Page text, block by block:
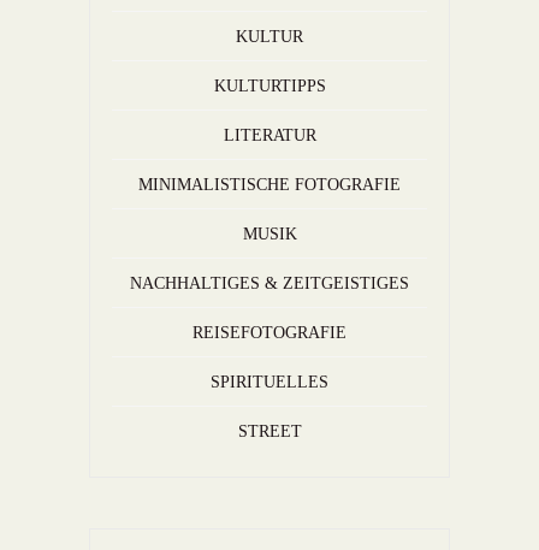
KULTUR
KULTURTIPPS
LITERATUR
MINIMALISTISCHE FOTOGRAFIE
MUSIK
NACHHALTIGES & ZEITGEISTIGES
REISEFOTOGRAFIE
SPIRITUELLES
STREET